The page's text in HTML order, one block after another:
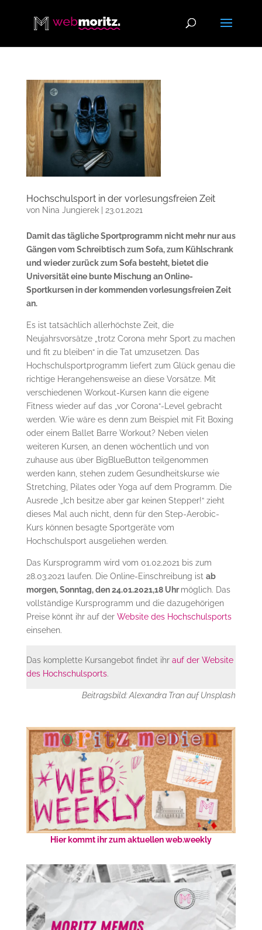
Hochschulsport in der vorlesungsfreien Zeit
von Nina Jungierek| 23.01.2021
Damit das tägliche Sportprogramm nicht mehr nur aus
Gängen vom Schreibtisch zum Sofa, zum Kühlschrank
und wieder zurück zum Sofa besteht, bietet die
Universität eine bunte Mischung an Online-
Sportkursen in der kommenden vorlesungsfreien Zeit
an.
Es ist tatsächlich allerhöchste Zeit, die
Neujahrsvorsätze „trotz Corona mehr Sport zu machen
und fit zu bleiben“ in die Tat umzusetzen. Das
Hochschulsportprogramm liefert zum Glück genau die
richtige Herangehensweise an diese Vorsätze. Mit
verschiedenen Workout-Kursen kann die eigene
Fitness wieder auf das „vor Corona“-Level gebracht
werden. Wie wäre es denn zum Beispiel mit Fit Boxing
oder einem Ballet Barre Workout? Neben vielen
weiteren Kursen, an denen wöchentlich und von
zuhause aus über BigBlueButton teilgenommen
werden kann, stehen zudem Gesundheitskurse wie
Stretching, Pilates oder Yoga auf dem Programm. Die
Ausrede „Ich besitze aber gar keinen Stepper!“ zieht
dieses Mal auch nicht, denn für den Step-Aerobic-
Kurs können besagte Sportgeräte vom
Hochschulsport ausgeliehen werden.
Das Kursprogramm wird vom 01.02.2021 bis zum
28.03.2021 laufen. Die Online-Einschreibung ist ab
morgen, Sonntag, den 24.01.2021,18 Uhrmöglich. Das
vollständige Kursprogramm und die dazugehörigen
Preise könnt ihr auf der Website des Hochschulsports
einsehen.
Das komplette Kursangebot findet ihr auf der Website
des Hochschulsports.
Beitragsbild: Alexandra Tran auf Unsplash
Hier kommt ihr zum aktuellen web.weekly